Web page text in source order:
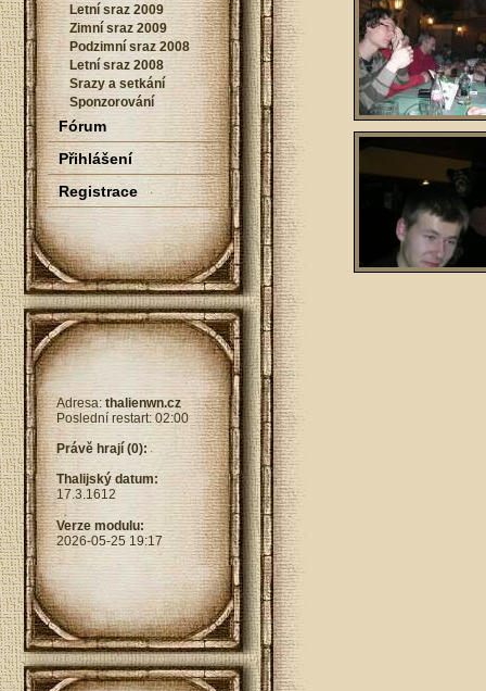
Letní sraz 2009
Zimní sraz 2009
Podzimní sraz 2008
Letní sraz 2008
Srazy a setkání
Sponzorování
Fórum
Přihlášení
Registrace
Adresa: thalienwn.cz
Poslední restart: 02:00
Právě hrají (0):
Thalijský datum:
17.3.1612
Verze modulu:
2026-05-25 19:17